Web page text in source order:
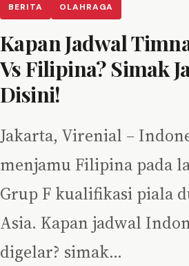
BERITA OLAHRAGA
Kapan Jadwal
Vs Filipina? Simak
Disini!
Jakarta, Virenial –
menjamu Filipina pada
Grup F kualifikasi piala
Asia. Kapan jadwal
digelar? simak…